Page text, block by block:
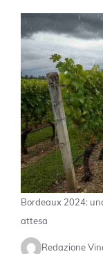
Bordeaux 2024:
attesa
Redazione